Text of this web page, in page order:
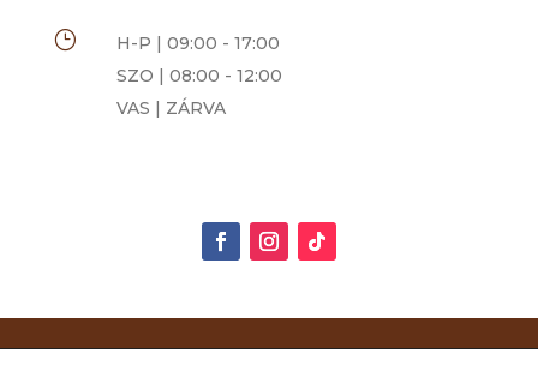
}
H-P | 09:00 - 17:00
SZO | 08:00 - 12:00
VAS | ZÁRVA